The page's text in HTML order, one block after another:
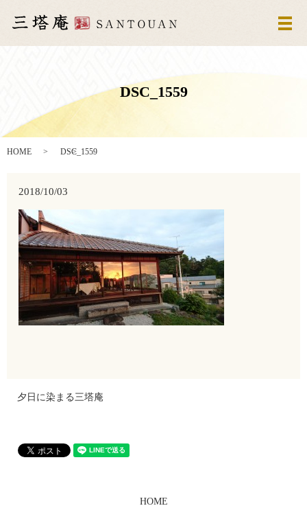
メ
DSC_1559
HOME DSC_1559
2018/10/03
夕日に染まる三塔庵
HOME